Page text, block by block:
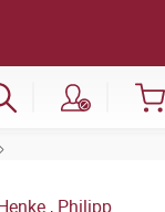
, Philipp